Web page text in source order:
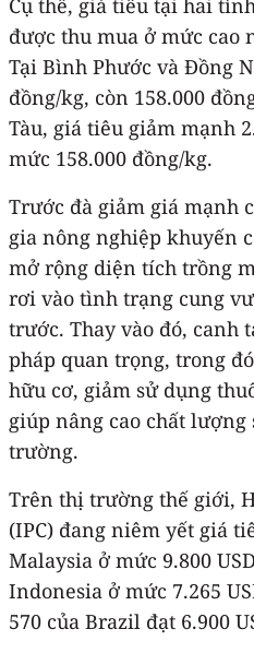
được thu mua ở mức cao
Tại Bình Phước và Đồng
đồng/kg, còn 158.000
Tàu, giá tiêu giảm mạnh
mức 158.000 đồng/kg.
Trước đà giảm giá mạnh
gia nông nghiệp khuyến
mở rộng diện tích trồng
rơi vào tình trạng cung
trước. Thay vào đó, canh
pháp quan trọng, trong
hữu cơ, giảm sử dụng
giúp nâng cao chất
trường.
Trên thị trường thế giới,
(IPC) đang niêm yết giá
Malaysia ở mức 9.800
Indonesia ở mức 7.265
570 của Brazil đạt 6.900